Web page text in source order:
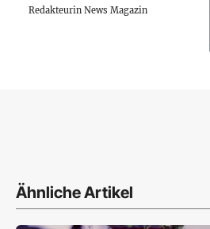
Redakteurin News Magazin
Ähnliche Artikel